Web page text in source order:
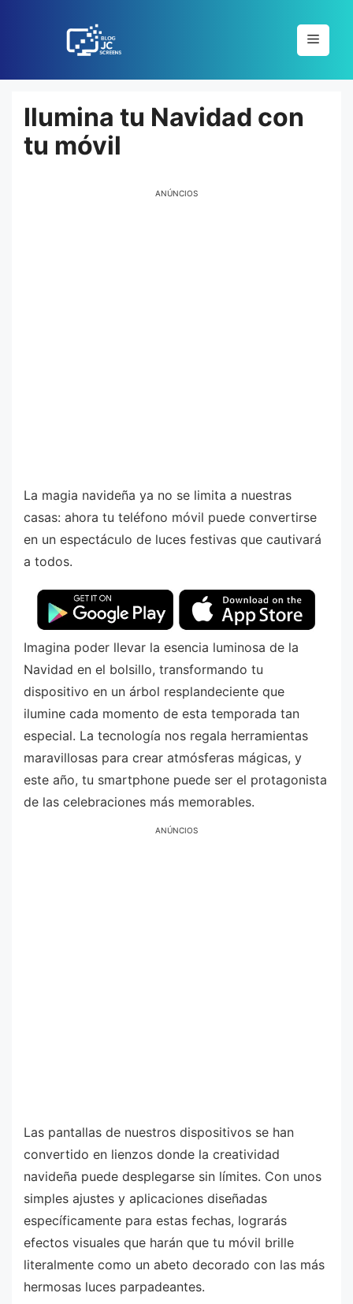
Menu
Ilumina tu Navidad con
tu móvil
ANÚNCIOS
La magia navideña ya no se limita a nuestras
casas: ahora tu teléfono móvil puede convertirse
en un espectáculo de luces festivas que cautivará
a todos.
Imagina poder llevar la esencia luminosa de la
Navidad en el bolsillo, transformando tu
dispositivo en un árbol resplandeciente que
ilumine cada momento de esta temporada tan
especial. La tecnología nos regala herramientas
maravillosas para crear atmósferas mágicas, y
este año, tu smartphone puede ser el protagonista
de las celebraciones más memorables.
ANÚNCIOS
Las pantallas de nuestros dispositivos se han
convertido en lienzos donde la creatividad
navideña puede desplegarse sin límites. Con unos
simples ajustes y aplicaciones diseñadas
específicamente para estas fechas, lograrás
efectos visuales que harán que tu móvil brille
literalmente como un abeto decorado con las más
hermosas luces parpadeantes.